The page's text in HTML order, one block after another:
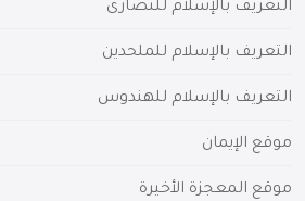
التعريف بالإسلام للنصارى
التعريف بالإسلام للملحدين
التعريف بالإسلام للهندوس
موقع الإيمان
موقع المعجزة الأخيرة